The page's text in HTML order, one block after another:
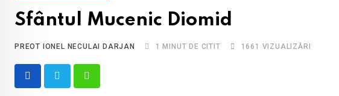
Sfântul Mucenic Diomid
PREOT IONEL NECULAI DARJAN 1 MINUT DE CITIT 1661 VIZUALIZĂRI
Whatsapp